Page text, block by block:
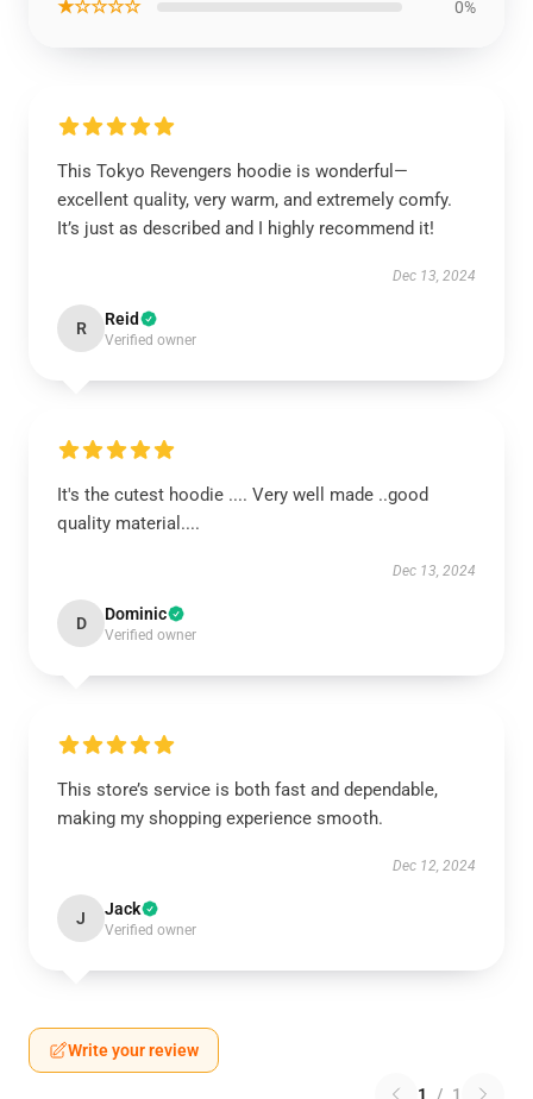
★☆☆☆☆ 0%
This Tokyo Revengers hoodie is wonderful—
excellent quality, very warm, and extremely comfy.
It’s just as described and I highly recommend it!
Dec 13, 2024
R Reid
Verified owner
It's the cutest hoodie .... Very well made ..good
quality material....
Dec 13, 2024
D Dominic
Verified owner
This store’s service is both fast and dependable,
making my shopping experience smooth.
Dec 12, 2024
J Jack
Verified owner
Write your review
1 / 1